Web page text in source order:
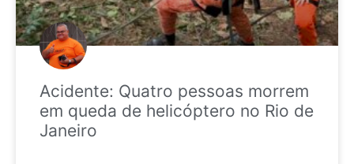
Acidente: Quatro pessoas morrem
em queda de helicóptero no Rio de
Janeiro